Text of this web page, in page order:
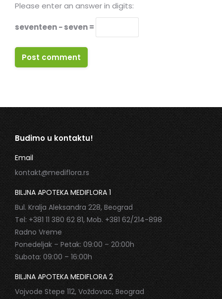
Please enter an answer in digits:
seventeen − seven =
Post comment
Budimo u kontaktu!
Email
kontakt@mediflora.rs
BILJNA APOTEKA MEDIFLORA 1
Bul. Kralja Aleksandra 228, Beograd
Tel: +381 11 380 62 81, Mob. +381 62/214-898
Radno Vreme
Ponedeljak – Petak: 09:00 – 20:00h
Subota: 09:00 – 16:00h
BILJNA APOTEKA MEDIFLORA 2
Vojvode Stepe 112, Voždovac, Beograd